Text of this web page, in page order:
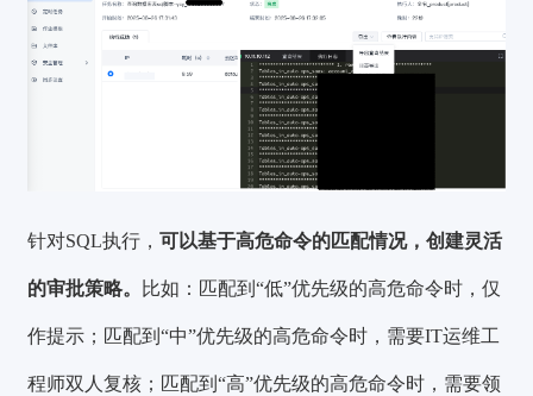
针对SQL执行，可以基于高危命令的匹配情况，创建灵活
的审批策略。 比如：匹配到“低”优先级的高危命令时，仅
作提示；匹配到“中”优先级的高危命令时，需要IT运维工
程师双人复核；匹配到“高”优先级的高危命令时，需要领